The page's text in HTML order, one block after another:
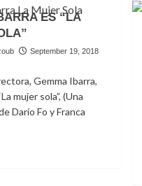
ES “LA
September 19, 2018
Gemma Ibarra,
mujer sola”, (Una
Darío Fo y Franca